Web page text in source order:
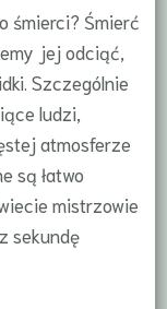
śmierci? Śmierć
jej odciąć,
Szczególnie
ludzi,
atmosferze
są łatwo
mistrzowie
sekundę